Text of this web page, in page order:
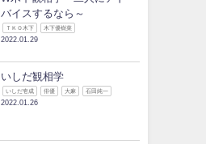
バイスするなら～
ＴＫＯ木下 木下優樹菜
2022.01.29
いしだ観相学
いしだ壱成 俳優 大麻 石田純一
2022.01.26